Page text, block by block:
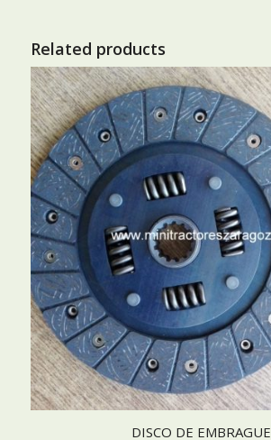
Related products
DISCO DE EMBRAGUE